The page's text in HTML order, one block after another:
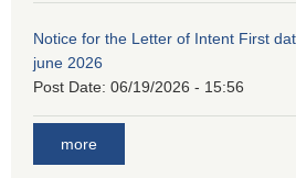
Notice for the Letter of Intent First
june 2026
Post Date: 06/19/2026 - 15:56
more